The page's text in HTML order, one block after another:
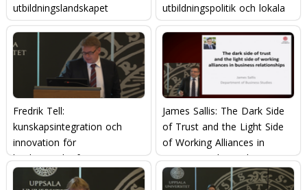
utbildningslandskapet
utbildningspolitik och lokala
genomförandestrukturer
Fredrik Tell:
kunskapsintegration och
innovation för
konkurrenskraft
James Sallis: The Dark Side
of Trust and the Light Side
of Working Alliances in
Business Relationships